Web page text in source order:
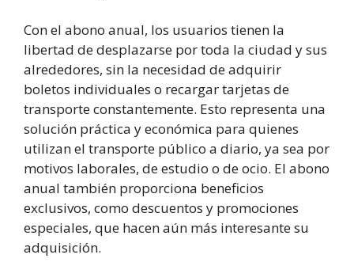
Con el abono anual, los usuarios tienen la
libertad de desplazarse por toda la ciudad y sus
alrededores, sin la necesidad de adquirir
boletos individuales o recargar tarjetas de
transporte constantemente. Esto representa una
solución práctica y económica para quienes
utilizan el transporte público a diario, ya sea por
motivos laborales, de estudio o de ocio. El abono
anual también proporciona beneficios
exclusivos, como descuentos y promociones
especiales, que hacen aún más interesante su
adquisición.